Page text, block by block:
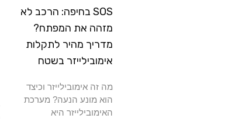
SOS בחיפה: הרכב לא
מזהה את המפתח?
מדריך מהיר לתקלות
אימובילייזר בשטח
מה זה אימובילייזר וכיצד
הוא מונע הנעה? מערכת
האימובילייזר היא